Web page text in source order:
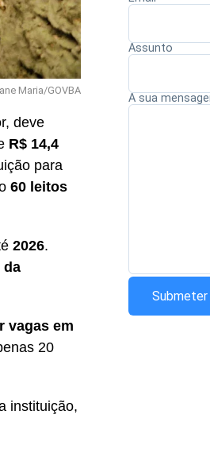
Maria/GOVBA
deve
R$ 14,4
para
60 leitos
2026.
da
vagas em
20
instituição,
Assunto
A sua